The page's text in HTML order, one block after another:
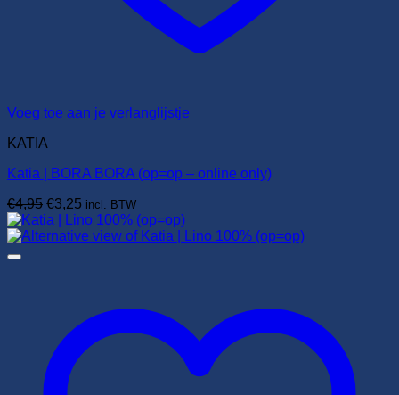
Voeg toe aan je verlanglijstje
KATIA
Katia | BORA BORA (op=op – online only)
€4,95 Oorspronkelijke
prijs
was:
€3,25 Huidige
prijs
is:
incl. BTW